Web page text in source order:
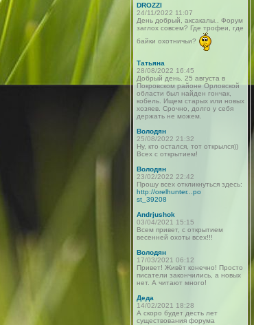
DROZZI
24/11/2022 11:07
День добрый, аксакалы.. Форум
заглох совсем? Где трофеи, где
байки охотничьи?
Татьяна
28/08/2022 16:45
Добрый день. 25 августа в
Покровском районе Орловской
области был найден гончак,
кобель. Ищем старых или новых
хозяев. Срочно, долго у себя
держать не можем.
Володян
25/08/2022 21:32
Ну, кто остался, тот открылся))
Всех с открытием!
Володян
23/02/2022 22:42
Прошу всех откликнуться здесь:
http://orelhunter...po
st_39208
Andrjushok
03/04/2021 15:15
Всем привет, с открытием
весенней охоты всех!!!
Володян
17/03/2021 06:12
Привет! Живёт конечно! Просто
писатели закончились, а новых
нет. А читают много!
Деда
14/02/2021 18:28
А скоро будет десть лет
существования форума